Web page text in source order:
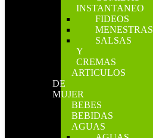
INSTANTANEO
FIDEOS
MENESTRAS
SALSAS
Y
CREMAS
ARTICULOS
DE
MUJER
BEBES
BEBIDAS
AGUAS